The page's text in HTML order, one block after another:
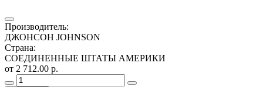
Производитель:
ДЖОНСОН JOHNSON
Страна:
СОЕДИНЕННЫЕ ШТАТЫ АМЕРИКИ
от 2 712.00 р.